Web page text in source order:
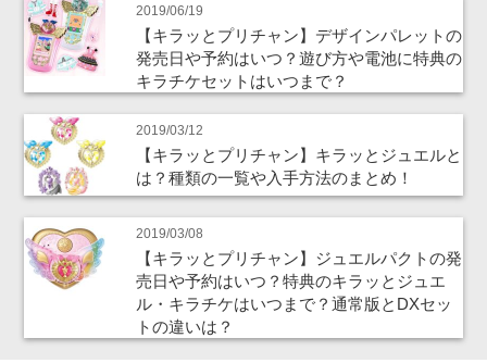
2019/06/19
【キラッとプリチャン】デザインパレットの
発売日や予約はいつ？遊び方や電池に特典の
キラチケセットはいつまで？
2019/03/12
【キラッとプリチャン】キラッとジュエルと
は？種類の一覧や入手方法のまとめ！
2019/03/08
【キラッとプリチャン】ジュエルパクトの発
売日や予約はいつ？特典のキラッとジュエ
ル・キラチケはいつまで？通常版とDXセッ
トの違いは？